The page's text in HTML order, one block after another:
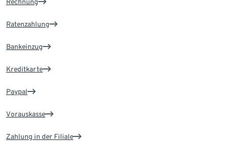
Ratenzahlung
Bankeinzug
Kreditkarte
Paypal
Vorauskasse
Zahlung in der Filiale